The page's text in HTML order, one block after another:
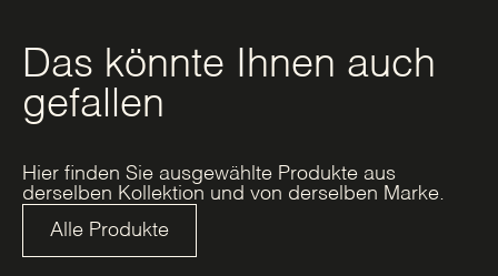
Das könnte Ihnen auch
gefallen
Hier finden Sie ausgewählte Produkte aus
derselben Kollektion und von derselben Marke.
Alle Produkte